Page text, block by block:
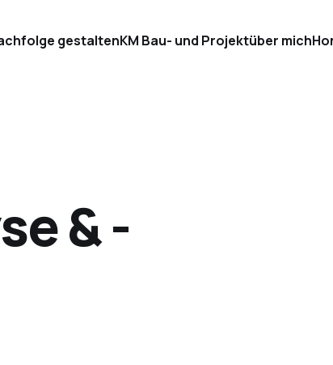
gestaltenKM Bau- und Projektüber mich
& -